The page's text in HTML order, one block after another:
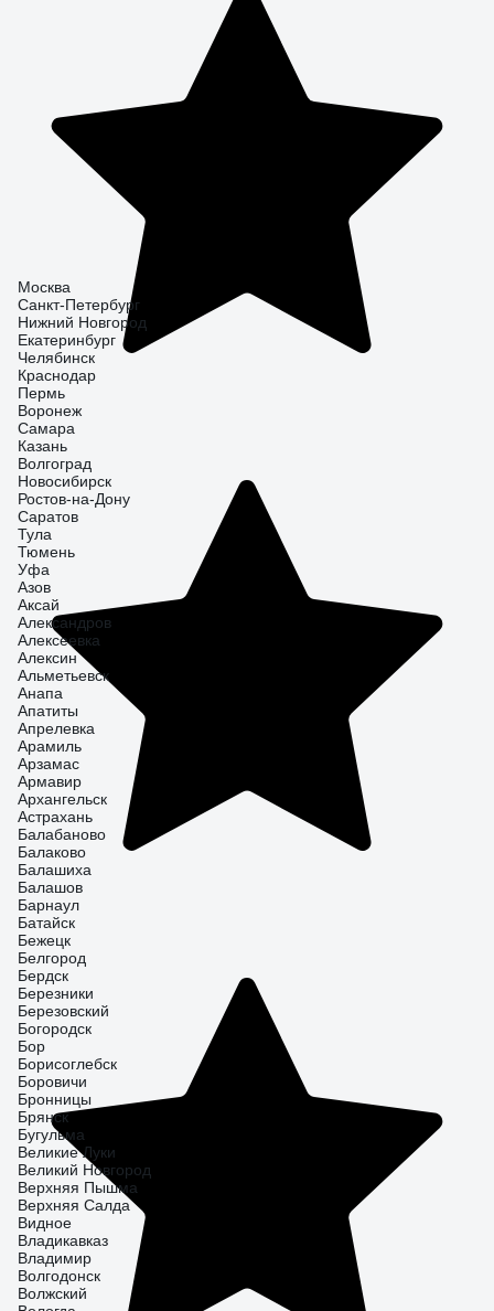
Москва
Санкт-Петербург
Нижний Новгород
Екатеринбург
Челябинск
Краснодар
Пермь
Воронеж
Самара
Казань
Волгоград
Новосибирск
Ростов-на-Дону
Саратов
Тула
Тюмень
Уфа
Азов
Аксай
Александров
Алексеевка
Алексин
Альметьевск
Анапа
Апатиты
Апрелевка
Арамиль
Арзамас
Армавир
Архангельск
Астрахань
Балабаново
Балаково
Балашиха
Балашов
Барнаул
Батайск
Бежецк
Белгород
Бердск
Березники
Березовский
Богородск
Бор
Борисоглебск
Боровичи
Бронницы
Брянск
Бугульма
Великие Луки
Великий Новгород
Верхняя Пышма
Верхняя Салда
Видное
Владикавказ
Владимир
Волгодонск
Волжский